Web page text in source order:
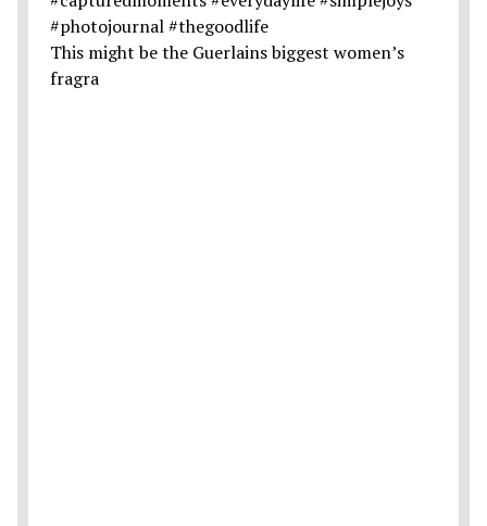
This might be the Guerlains biggest women’s
fragra